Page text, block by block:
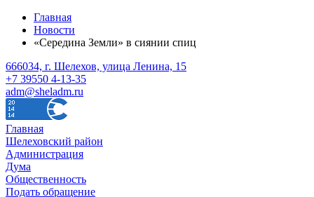
Главная
Новости
«Середина Земли» в сиянии спиц
666034, г. Шелехов, улица Ленина, 15
+7 39550 4-13-35
adm@sheladm.ru
Главная
Шелеховский район
Администрация
Дума
Общественность
Подать обращение